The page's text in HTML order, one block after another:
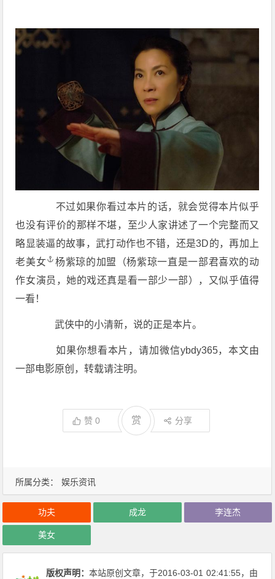
所属分类： 娱乐资讯
不过如果你看过本片的话，就会觉得本片似乎
也没有评价的那样不堪，至少人家讲述了一个完整而又
略显装逼的故事，武打动作也不错，还是3D的，再加上
老美女
杨紫琼的加盟（杨紫琼一直是一部君喜欢的动
作女演员，她的戏还真是看一部少一部），又似乎值得
一看！
武侠中的小清新，说的正是本片。
如果你想看本片，请加微信ybdy365，本文由
一部电影原创，转载请注明。
赞0 赏 分享
功夫 成龙 李连杰
美女
版权声明：本站原创文章，于2016-03-01 02:41:55，由